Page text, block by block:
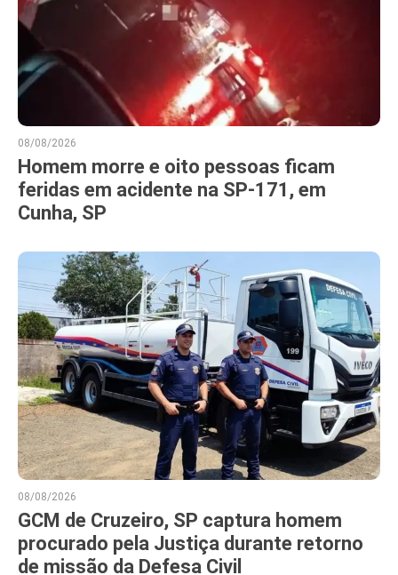
08/08/2026
Homem morre e oito pessoas ficam
feridas em acidente na SP-171, em
Cunha, SP
08/08/2026
GCM de Cruzeiro, SP captura homem
procurado pela Justiça durante retorno
de missão da Defesa Civil